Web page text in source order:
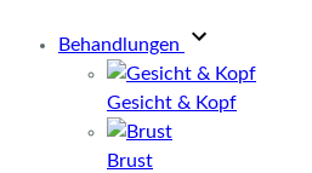
Behandlungen
Gesicht & Kopf
Brust